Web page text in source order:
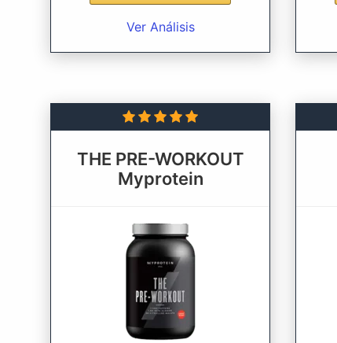
Ver Análisis
THE PRE-WORKOUT
Myprotein